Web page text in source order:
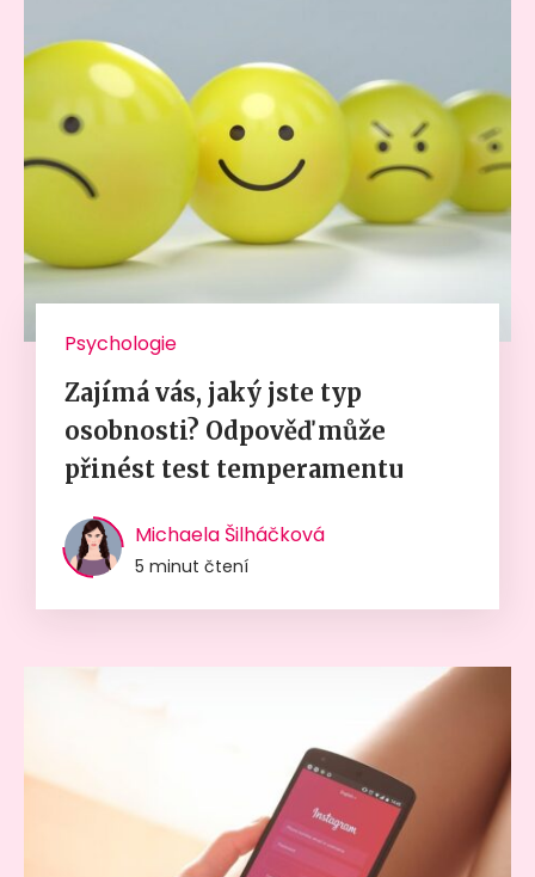
Psychologie
Zajímá vás, jaký jste typ
osobnosti? Odpověď může
přinést test temperamentu
Michaela Šilháčková
5 minut čtení